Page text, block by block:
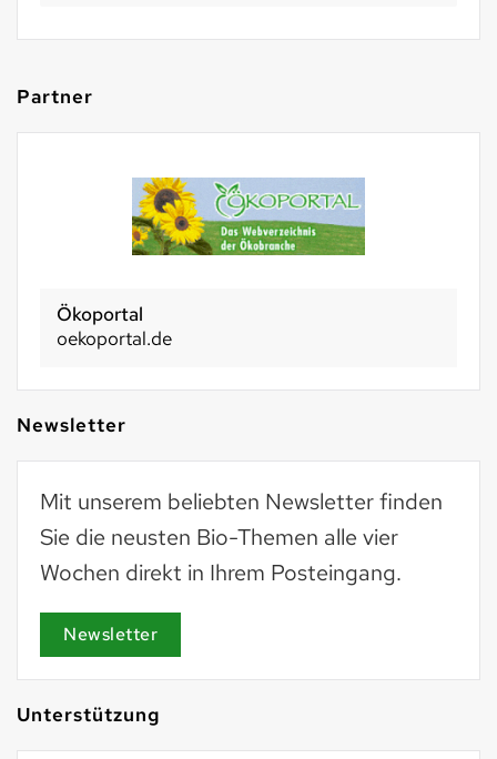
Partner
Ökoportal
oekoportal.de
Newsletter
Mit unserem beliebten Newsletter finden
Sie die neusten Bio-Themen alle vier
Wochen direkt in Ihrem Posteingang.
Newsletter
Unterstützung